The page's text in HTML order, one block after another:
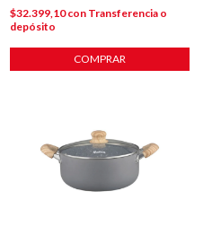
$32.399,10con Transferencia o
depósito
COMPRAR